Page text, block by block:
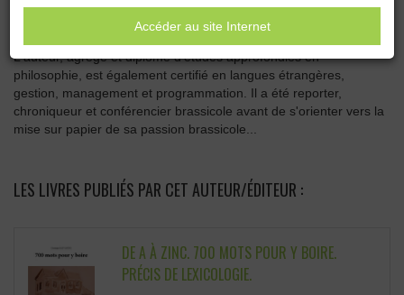
Accéder au site Internet
GIUSEPPE SALVAGGIO
L'auteur, agrégé et diplômé d'études approfondies en
philosophie, est également certifié en langues étrangères,
gestion, management et programmation. Il a été reporter,
chroniqueur et conférencier brassicole avant de s'orienter vers la
mise sur papier de sa passion brassicole...
LES LIVRES PUBLIÉS PAR CET AUTEUR/ÉDITEUR :
DE A À ZINC. 700 MOTS POUR Y BOIRE.
PRÉCIS DE LEXICOLOGIE.